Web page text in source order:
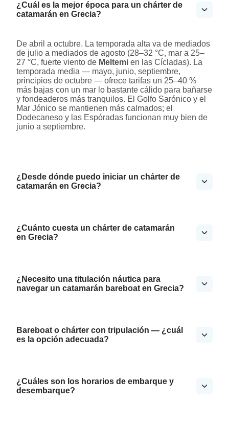
¿Cuál es la mejor época para un chárter de
catamarán en Grecia?
De abril a octubre. La temporada alta va de mediados
de julio a mediados de agosto (28–32 °C, mar a 25–
27 °C, fuerte viento de Meltemi en las Cícladas). La
temporada media — mayo, junio, septiembre,
principios de octubre — ofrece tarifas un 25–40 %
más bajas con un mar lo bastante cálido para bañarse
y fondeaderos más tranquilos. El Golfo Sarónico y el
Mar Jónico se mantienen más calmados; el
Dodecaneso y las Espóradas funcionan muy bien de
junio a septiembre.
¿Desde dónde puedo iniciar un chárter de
catamarán en Grecia?
¿Cuánto cuesta un chárter de catamarán
en Grecia?
¿Necesito una titulación náutica para
navegar un catamarán bareboat en Grecia?
Bareboat o chárter con tripulación — ¿cuál
es la opción adecuada?
¿Cuáles son los horarios de embarque y
desembarque?